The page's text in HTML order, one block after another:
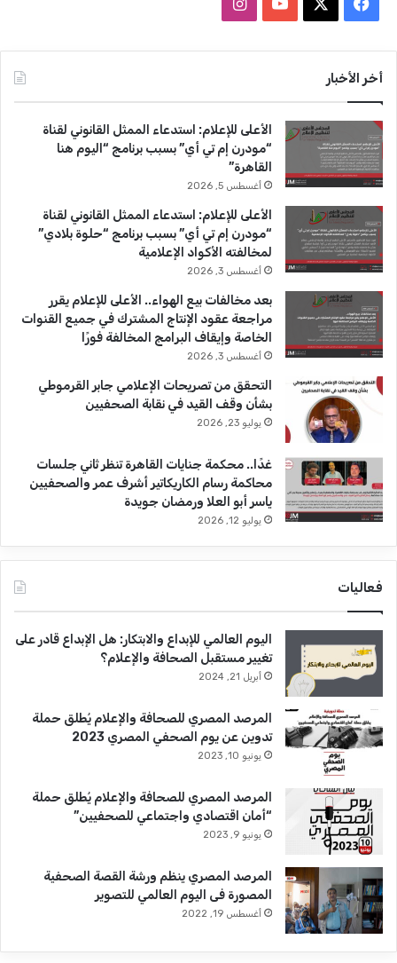
س
و
ك
T
u
b
e
ق
ا
م
أخر الأخبار
الأعلى للإعلام: استدعاء الممثل القانوني لقناة
“مودرن إم تي أي” بسبب برنامج “اليوم هنا
القاهرة”
أغسطس 5, 2026
الأعلى للإعلام: استدعاء الممثل القانوني لقناة
“مودرن إم تي أي” بسبب برنامج “حلوة بلادي”
لمخالفته الأكواد الإعلامية
أغسطس 3, 2026
بعد مخالفات بيع الهواء.. الأعلى للإعلام يقرر
مراجعة عقود الإنتاج المشترك في جميع القنوات
الخاصة وإيقاف البرامج المخالفة فورًا
أغسطس 3, 2026
التحقق من تصريحات الإعلامي جابر القرموطي
بشأن وقف القيد في نقابة الصحفيين
يوليو 23, 2026
غدًا.. محكمة جنايات القاهرة تنظر ثاني جلسات
محاكمة رسام الكاريكاتير أشرف عمر والصحفيين
ياسر أبو العلا ورمضان جويدة
يوليو 12, 2026
فعاليات
اليوم العالمي للإبداع والابتكار: هل الإبداع قادر على
تغيير مستقبل الصحافة والإعلام؟
أبريل 21, 2024
المرصد المصري للصحافة والإعلام يُطلق حملة
تدوين عن يوم الصحفي المصري 2023
يونيو 10, 2023
المرصد المصري للصحافة والإعلام يُطلق حملة
“أمان اقتصادي واجتماعي للصحفيين”
يونيو 9, 2023
المرصد المصري ينظم ورشة القصة الصحفية
المصورة فى اليوم العالمي للتصوير
أغسطس 19, 2022